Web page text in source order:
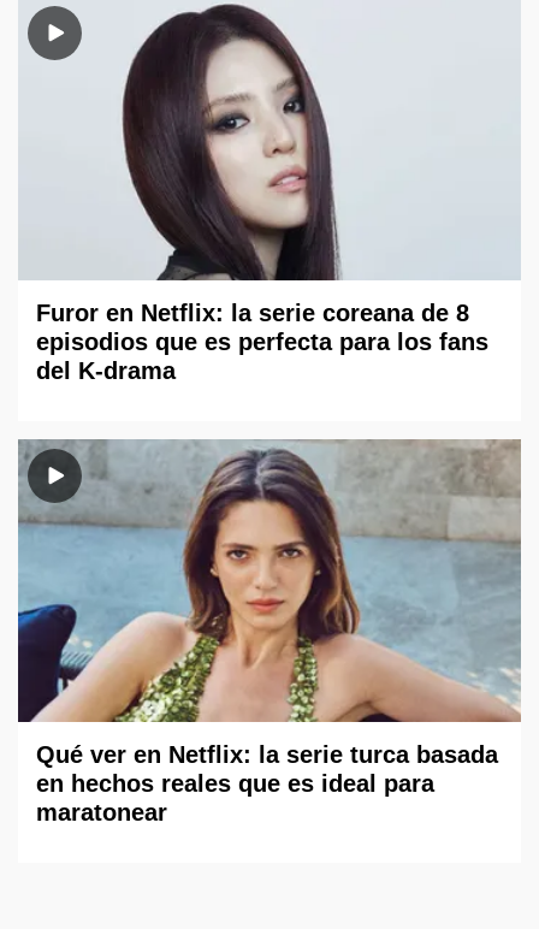
Furor en Netflix: la serie coreana de 8
episodios que es perfecta para los fans
del K-drama
Qué ver en Netflix: la serie turca basada
en hechos reales que es ideal para
maratonear